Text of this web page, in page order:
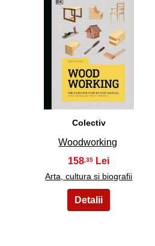
16
Colectiv
Woodworking
158,35
Arta, cultura si biografii